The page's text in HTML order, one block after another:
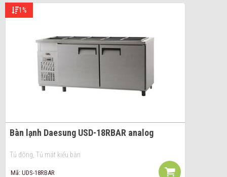
1%
Bàn lạnh Daesung USD-18RBAR analog
Tủ đông, Tủ mát kiểu bàn
Mã: UDS-18RBAR